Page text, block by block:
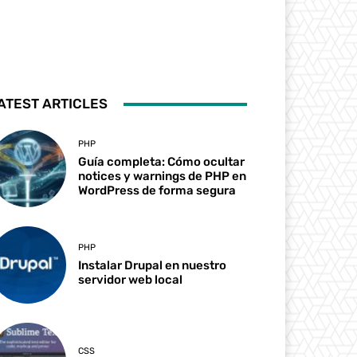
ARTICLES
PHP
Guía completa: Cómo ocultar
notices y warnings de PHP en
WordPress de forma segura
PHP
Instalar Drupal en nuestro
servidor web local
CSS